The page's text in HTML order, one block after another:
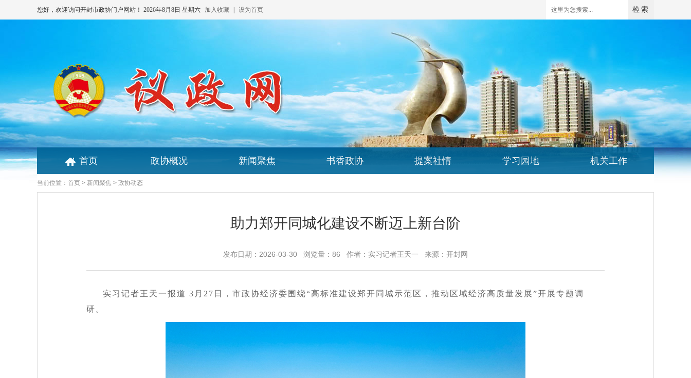
您好，欢迎访问开封市政协门户网站！ 2026年8月8日 星期六 加入收藏 设为首页
首页 政协概况 新闻聚焦 书香政协 提案社情 学习园地 机关工作
当前位置： 首页 > 新闻聚焦 > 政协动态
助力郑开同城化建设不断迈上新台阶
发布日期：2026-03-30 浏览量： 86 作者：实习记者王天一 来源：开封网
实习记者王天一报道 3月27日，市政协经济委围绕“高标准建设郑开同城示范区，推动区域经济高质量发展”开展专题调
研。